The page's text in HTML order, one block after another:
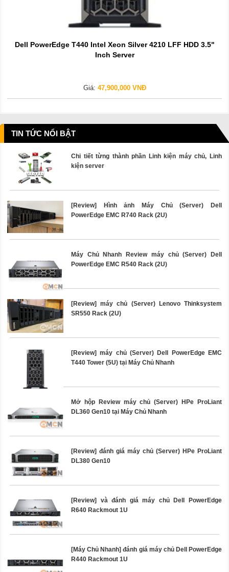
Dell PowerEdge T440 Intel Xeon Silver 4210 LFF HDD 3.5"
Inch Server
Giá: 47,900,000 VNĐ
TIN TỨC NỔI BẬT
Chi tiết từng thành phần Linh kiện máy chủ, Linh
kiện server
[Review] Hình ảnh Máy Chủ (Server) Dell
PowerEdge EMC R740 Rack (2U)
Máy Chủ Nhanh Review máy chủ (Server) Dell
PowerEdge EMC R540 Rack (2U)
[Review] máy chủ (Server) Lenovo Thinksystem
SR550 Rack (2U)
[Review] máy chủ (Server) Dell PowerEdge EMC
T440 Tower (5U) tại Máy Chủ Nhanh
Mở hộp Review máy chủ (Server) HPe ProLiant
DL360 Gen10 tại Máy Chủ Nhanh
[Review] đánh giá máy chủ (Server) HPe ProLiant
DL380 Gen10
[Review] và đánh giá máy chủ Dell PowerEdge
R640 Rackmout 1U
[Máy Chủ Nhanh] đánh giá máy chủ Dell PowerEdge
R440 Rackmout 1U